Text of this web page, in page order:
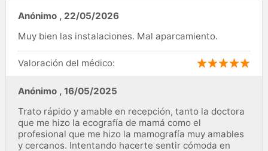
Anónimo , 22/05/2026
Muy bien las instalaciones. Mal aparcamiento.
Valoración del médico:
Anónimo , 16/05/2025
Trato rápido y amable en recepción, tanto la doctora
que me hizo la ecografía de mamá como el
profesional que me hizo la mamografía muy amables
y cercanos. Intentando hacerte sentir cómoda en